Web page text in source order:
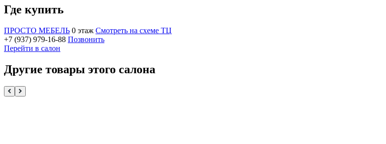
Где купить
ПРОСТО МЕБЕЛЬ 0 этаж Смотреть на схеме ТЦ
+7 (937) 979-16-88 Позвонить
Перейти в салон
Другие товары этого салона